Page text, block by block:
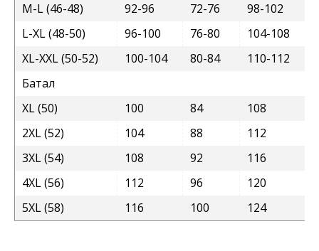
M-L (46-48)
92-96 72-76
98-102
L-XL (48-50)
96-100 76-80
104-108
XL-XXL (50-52)
100-104 80-84
110-112
Батал
XL (50)
100 84
108
2XL (52)
104 88
112
3XL (54)
108 92
116
4XL (56)
112 96
120
5XL (58)
116 100 124